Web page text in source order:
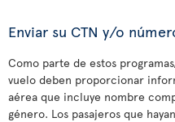
Enviar su CTN y/o
Como parte de estos
vuelo deben proporcionar
aérea que incluye nombre
género. Los pasajeros que